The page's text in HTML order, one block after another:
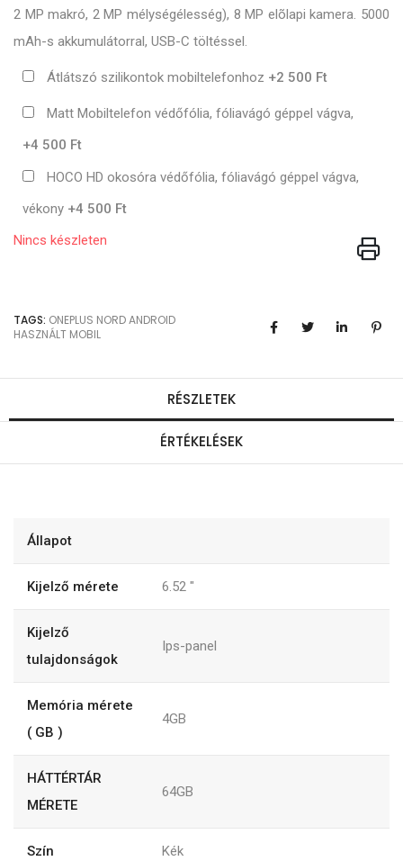
2 MP makró, 2 MP mélységélesség), 8 MP elõlapi kamera. 5000
mAh-s akkumulátorral, USB-C töltéssel.
Átlátszó szilikontok mobiltelefonhoz +2 500 Ft
Matt Mobiltelefon védőfólia, fóliavágó géppel vágva,
+4 500 Ft
HOCO HD okosóra védőfólia, fóliavágó géppel vágva,
vékony +4 500 Ft
Nincs készleten
TAGS: ONEPLUS NORDANDROID
HASZNÁLT MOBIL
RÉSZLETEK
ÉRTÉKELÉSEK
Állapot
Kijelző mérete 6.52 "
Kijelző
tulajdonságok
Ips-panel
Memória mérete
( GB )
4GB
HÁTTÉRTÁR
MÉRETE
64GB
Szín Kék